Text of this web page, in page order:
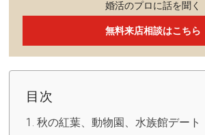
婚活のプロに話を聞く
無料来店相談はこちら
目次
秋の紅葉、動物園、水族館デート